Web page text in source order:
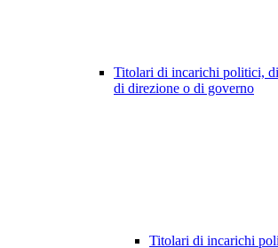
Titolari di incarichi politici,
di direzione o di governo
Titolari di incarichi